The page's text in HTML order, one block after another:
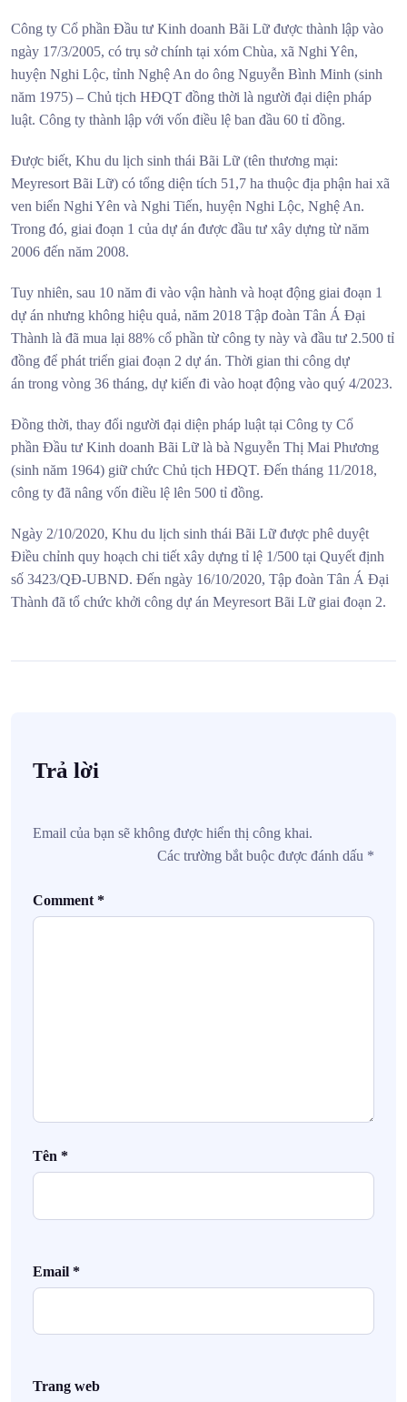
Công ty Cổ phần Đầu tư Kinh doanh Bãi Lữ được thành lập vào
ngày 17/3/2005, có trụ sở chính tại xóm Chùa, xã Nghi Yên,
huyện Nghi Lộc, tỉnh Nghệ An do ông Nguyễn Bình Minh (sinh
năm 1975) – Chủ tịch HĐQT đồng thời là người đại diện pháp
luật. Công ty thành lập với vốn điều lệ ban đầu 60 tỉ đồng.
Được biết, Khu du lịch sinh thái Bãi Lữ (tên thương mại:
Meyresort Bãi Lữ) có tổng diện tích 51,7 ha thuộc địa phận hai xã
ven biển Nghi Yên và Nghi Tiến, huyện Nghi Lộc, Nghệ An.
Trong đó, giai đoạn 1 của dự án được đầu tư xây dựng từ năm
2006 đến năm 2008.
Tuy nhiên, sau 10 năm đi vào vận hành và hoạt động giai đoạn 1
dự án nhưng không hiệu quả, năm 2018 Tập đoàn Tân Á Đại
Thành là đã mua lại 88% cổ phần từ công ty này và đầu tư 2.500 tỉ
đồng để phát triển giai đoạn 2 dự án. Thời gian thi công dự
án trong vòng 36 tháng, dự kiến đi vào hoạt động vào quý 4/2023.
Đồng thời, thay đổi người đại diện pháp luật tại Công ty Cổ
phần Đầu tư Kinh doanh Bãi Lữ là bà Nguyễn Thị Mai Phương
(sinh năm 1964) giữ chức Chủ tịch HĐQT. Đến tháng 11/2018,
công ty đã nâng vốn điều lệ lên 500 tỉ đồng.
Ngày 2/10/2020, Khu du lịch sinh thái Bãi Lữ được phê duyệt
Điều chỉnh quy hoạch chi tiết xây dựng tỉ lệ 1/500 tại Quyết định
số 3423/QĐ-UBND. Đến ngày 16/10/2020, Tập đoàn Tân Á Đại
Thành đã tổ chức khởi công dự án Meyresort Bãi Lữ giai đoạn 2.
Trả lời
Email của bạn sẽ không được hiển thị công khai.
Các trường bắt buộc được đánh dấu *
Comment *
Tên *
Email *
Trang web